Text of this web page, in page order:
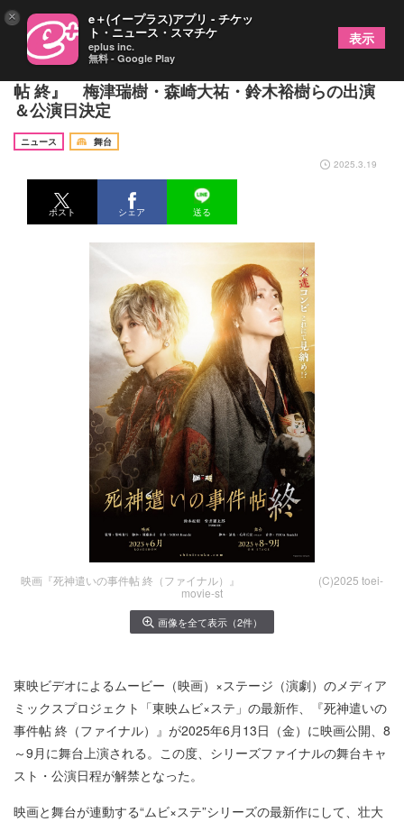
鈴木拡樹・安井謙太郎出演の舞台『死神遣いの事件
帖 終』 梅津瑞樹・森崎大祐・鈴木裕樹らの出演
＆公演日決定
ニュース
舞台
2025.3.19
ポスト シェア 送る
映画『死神遣いの事件帖 終（ファイナル）』 (C)2025 toei-
movie-st
画像を全て表示（2件）
東映ビデオによるムービー（映画）×ステージ（演劇）のメディア
ミックスプロジェクト「東映ムビ×ステ」の最新作、『死神遣いの
事件帖 終（ファイナル）』が2025年6月13日（金）に映画公開、8
～9月に舞台上演される。この度、シリーズファイナルの舞台キャ
スト・公演日程が解禁となった。
映画と舞台が連動する“ムビ×ステ”シリーズの最新作にして、壮大
× e＋(イープラス)アプリ - チケッ
ト・ニュース・スマチケ
eplus inc.
無料 - Google Play
表示